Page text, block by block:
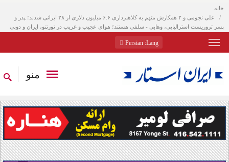
خانه
علی نجومی و ۲ همکارش متهم به کلاهبرداری ۶.۶ میلیون دلاری از ۲۸ ایرانی شدند؛ پدر و
پسر تروریست استرالیایی، وهابی - سلفی هستند؛ هوای عجیب و غریب در تورنتو، ایران و دوبی
Lang
: Persian
منو